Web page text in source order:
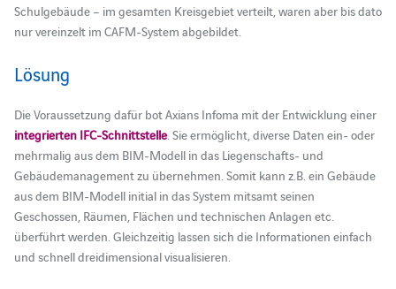
Schulgebäude – im gesamten Kreisgebiet verteilt, waren aber bis dato
nur vereinzelt im CAFM-System abgebildet.
Lösung
Die Voraussetzung dafür bot Axians Infoma mit der Entwicklung einer
integrierten IFC-Schnittstelle. Sie ermöglicht, diverse Daten ein- oder
mehrmalig aus dem BIM-Modell in das Liegenschafts- und
Gebäudemanagement zu übernehmen. Somit kann z.B. ein Gebäude
aus dem BIM-Modell initial in das System mitsamt seinen
Geschossen, Räumen, Flächen und technischen Anlagen etc.
überführt werden. Gleichzeitig lassen sich die Informationen einfach
und schnell dreidimensional visualisieren.